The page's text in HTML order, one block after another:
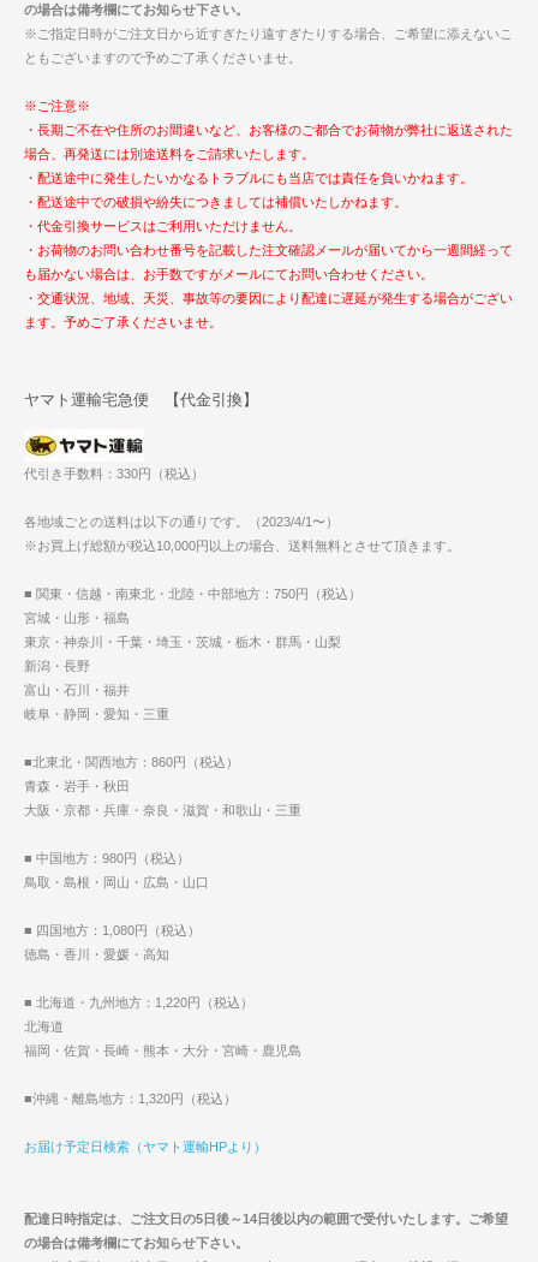
の場合は備考欄にてお知らせ下さい。
※ご指定日時がご注文日から近すぎたり遠すぎたりする場合、ご希望に添えないこ
ともございますので予めご了承くださいませ。
※ご注意※
・長期ご不在や住所のお間違いなど、お客様のご都合でお荷物が弊社に返送された
場合、再発送には別途送料をご請求いたします。
・配送途中に発生したいかなるトラブルにも当店では責任を負いかねます。
・配送途中での破損や紛失につきましては補償いたしかねます。
・代金引換サービスはご利用いただけません。
・お荷物のお問い合わせ番号を記載した注文確認メールが届いてから一週間経って
も届かない場合は、お手数ですがメールにてお問い合わせください。
・交通状況、地域、天災、事故等の要因により配達に遅延が発生する場合がござい
ます。予めご了承くださいませ。
ヤマト運輸宅急便 【代金引換】
代引き手数料：330円（税込）
各地域ごとの送料は以下の通りです。（2023/4/1〜）
※お買上げ総額が税込10,000円以上の場合、送料無料とさせて頂きます。
■ 関東・信越・南東北・北陸・中部地方：750円（税込）
宮城・山形・福島
東京・神奈川・千葉・埼玉・茨城・栃木・群馬・山梨
新潟・長野
富山・石川・福井
岐阜・静岡・愛知・三重
■北東北・関西地方：860円（税込）
青森・岩手・秋田
大阪・京都・兵庫・奈良・滋賀・和歌山・三重
■ 中国地方：980円（税込）
鳥取・島根・岡山・広島・山口
■ 四国地方：1,080円（税込）
徳島・香川・愛媛・高知
■ 北海道・九州地方：1,220円（税込）
北海道
福岡・佐賀・長崎・熊本・大分・宮崎・鹿児島
■沖縄・離島地方：1,320円（税込）
お届け予定日検索（ヤマト運輸HPより）
配達日時指定は、ご注文日の5日後～14日後以内の範囲で受付いたします。ご希望
の場合は備考欄にてお知らせ下さい。